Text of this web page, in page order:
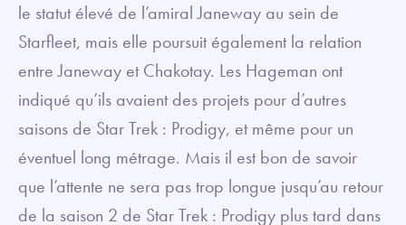
le statut élevé de l’amiral Janeway au sein de
Starfleet, mais elle poursuit également la relation
entre Janeway et Chakotay. Les Hageman ont
indiqué qu’ils avaient des projets pour d’autres
saisons de Star Trek : Prodigy, et même pour un
éventuel long métrage. Mais il est bon de savoir
que l’attente ne sera pas trop longue jusqu’au retour
de la saison 2 de Star Trek : Prodigy plus tard dans